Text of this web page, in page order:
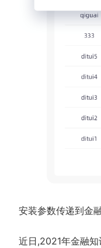
安装参数传递到金
近日,2021年金融